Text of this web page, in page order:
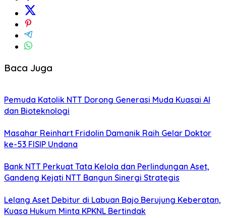
Baca Juga
Pemuda Katolik NTT Dorong Generasi Muda Kuasai AI
dan Bioteknologi
Masahar Reinhart Fridolin Damanik Raih Gelar Doktor
ke-53 FISIP Undana
Bank NTT Perkuat Tata Kelola dan Perlindungan Aset,
Gandeng Kejati NTT Bangun Sinergi Strategis
Lelang Aset Debitur di Labuan Bajo Berujung Keberatan,
Kuasa Hukum Minta KPKNL Bertindak